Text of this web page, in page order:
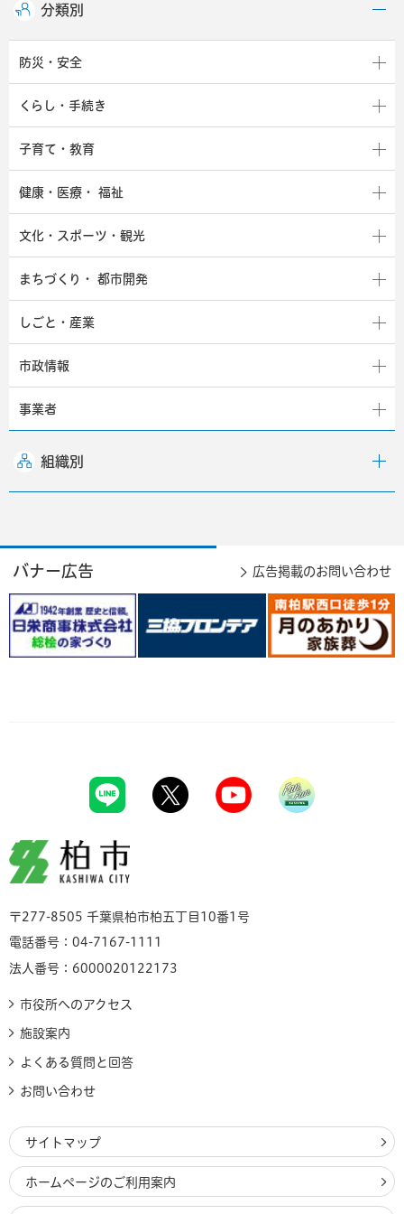
分類別
防災・安全
くらし・手続き
子育て・教育
健康・医療・ 福祉
文化・スポーツ・観光
まちづくり・ 都市開発
しごと・産業
市政情報
事業者
組織別
バナー広告 広告掲載のお問い合わせ
柏市
〒277-8505 千葉県柏市柏五丁目10番1号
電話番号：04-7167-1111
法人番号：6000020122173
市役所へのアクセス
施設案内
よくある質問と回答
お問い合わせ
サイトマップ
ホームページのご利用案内